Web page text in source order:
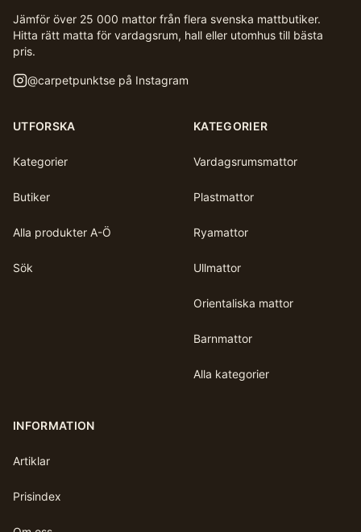
Jämför över 25 000 mattor från flera svenska mattbutiker.
Hitta rätt matta för vardagsrum, hall eller utomhus till bästa
pris.
@carpetpunktse på Instagram
UTFORSKA
Kategorier
Butiker
Alla produkter A-Ö
Sök
KATEGORIER
Vardagsrumsmattor
Plastmattor
Ryamattor
Ullmattor
Orientaliska mattor
Barnmattor
Alla kategorier
INFORMATION
Artiklar
Prisindex